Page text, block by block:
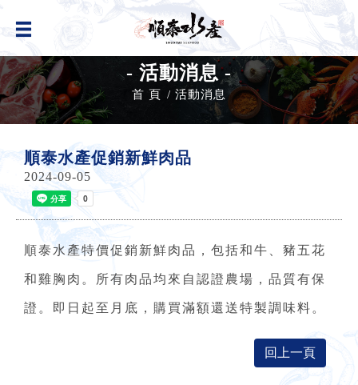
- 活動消息 -
首 頁 活動消息
順泰水產促銷新鮮肉品
2024-09-05
順泰水產特價促銷新鮮肉品，包括和牛、豬五花
和雞胸肉。所有肉品均來自認證農場，品質有保
證。即日起至月底，購買滿額還送特製調味料。
回上一頁